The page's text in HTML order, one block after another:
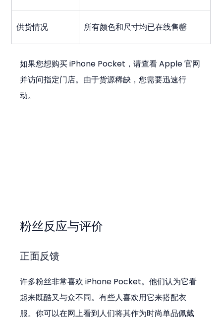
供货情况 所有颜色和尺寸均已在线售罄
如果您想购买 iPhone Pocket，请查看 Apple 官网
并访问指定门店。由于货源稀缺，您需要迅速行
动。
粉丝反应与评价
正面反馈
许多粉丝非常喜欢 iPhone Pocket。他们认为它看
起来既酷又与众不同。有些人喜欢用它来搭配衣
服。你可以在网上看到人们将其作为时尚单品佩戴